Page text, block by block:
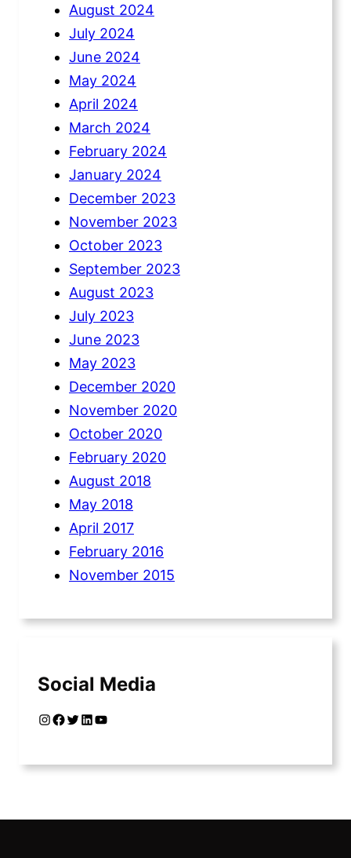
August 2024
July 2024
June 2024
May 2024
April 2024
March 2024
February 2024
January 2024
December 2023
November 2023
October 2023
September 2023
August 2023
July 2023
June 2023
May 2023
December 2020
November 2020
October 2020
February 2020
August 2018
May 2018
April 2017
February 2016
November 2015
Social Media
InstagramFacebook Twitter LinkedIn YouTube